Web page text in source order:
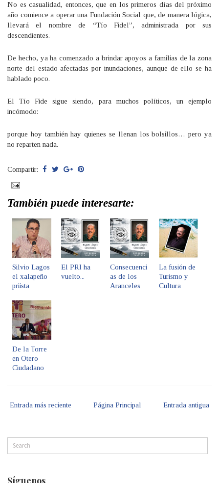
No es casualidad, entonces, que en los primeros días del próximo
año comience a operar una Fundación Social que, de manera lógica,
llevará el nombre de “Tío Fidel”, administrada por sus
descendientes.
De hecho, ya ha comenzado a brindar apoyos a familias de la zona
norte del estado afectadas por inundaciones, aunque de ello se ha
hablado poco.
El Tío Fide sigue siendo, para muchos políticos, un ejemplo
incómodo:
porque hoy también hay quienes se llenan los bolsillos… pero ya
no reparten nada.
Compartir:
También puede interesarte:
Silvio Lagos
el xalapeño
priista
El PRI ha
vuelto...
Consecuenci
as de los
Aranceles
La fusión de
Turismo y
Cultura
De la Torre
en Otero
Ciudadano
Entrada más reciente Entrada antigua
Página Principal